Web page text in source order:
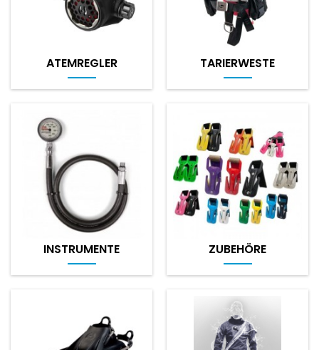
ATEMREGLER TARIERWESTE
INSTRUMENTE ZUBEHÖRE